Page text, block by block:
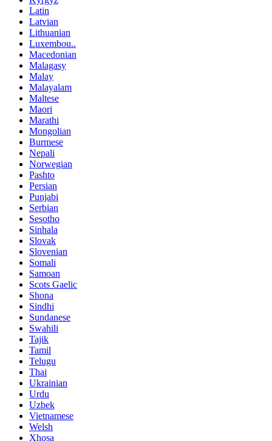
Latin
Latvian
Lithuanian
Luxembou..
Macedonian
Malagasy
Malay
Malayalam
Maltese
Maori
Marathi
Mongolian
Burmese
Nepali
Norwegian
Pashto
Persian
Punjabi
Serbian
Sesotho
Sinhala
Slovak
Slovenian
Somali
Samoan
Scots Gaelic
Shona
Sindhi
Sundanese
Swahili
Tajik
Tamil
Telugu
Thai
Ukrainian
Urdu
Uzbek
Vietnamese
Welsh
Xhosa